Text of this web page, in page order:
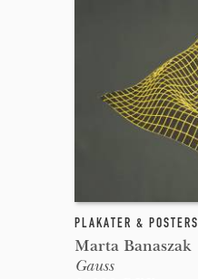
PLAKATER & POSTERS
Marta Banaszak
Gauss